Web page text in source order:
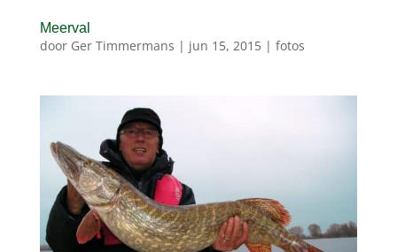
Meerval
door Ger Timmermans | jun 15, 2015| fotos